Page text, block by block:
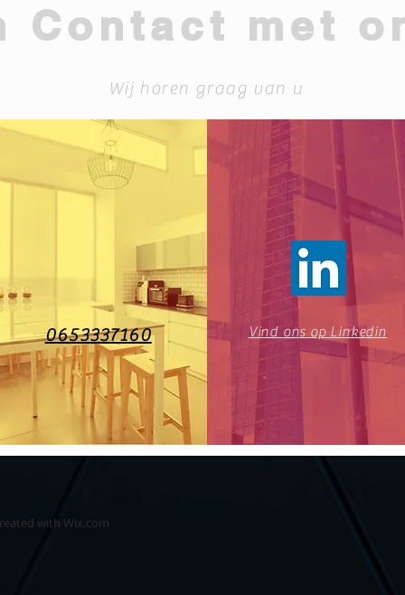
Contact met
Wij horen graag van u
0653337160 Vind ons op Linkedin
with Wix.com